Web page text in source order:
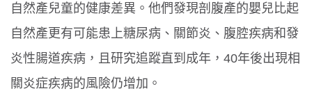
自然產兒童的健康差異。 他們發現剖腹產的嬰兒比起
自然產更有可能患上糖尿病、關節炎、腹腔疾病和發
炎性腸道疾病，且研究追蹤直到成年， 40年後出現相
關炎症疾病的風險仍增加。